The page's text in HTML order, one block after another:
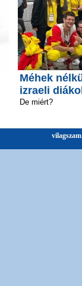
Méhek
izraeli
De miért?